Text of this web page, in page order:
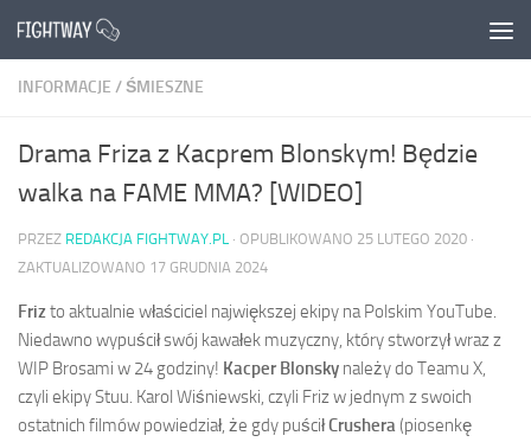
Przejdź do treści
INFORMACJE /ŚMIESZNE
Drama Friza z Kacprem Blonskym! Będzie
walka na FAME MMA? [WIDEO]
PRZEZ REDAKCJA FIGHTWAY.PL · OPUBLIKOWANO 25 LUTEGO 2020 ·
ZAKTUALIZOWANO 17 GRUDNIA 2024
Frizto aktualnie właściciel największej ekipy na Polskim YouTube.
Niedawno wypuścił swój kawałek muzyczny, który stworzył wraz z
WIP Brosami w 24 godziny! Kacper Blonsky należy do Teamu X,
czyli ekipy Stuu. Karol Wiśniewski, czyli Friz w jednym z swoich
ostatnich filmów powiedział, że gdy puściłCrushera(piosenkę